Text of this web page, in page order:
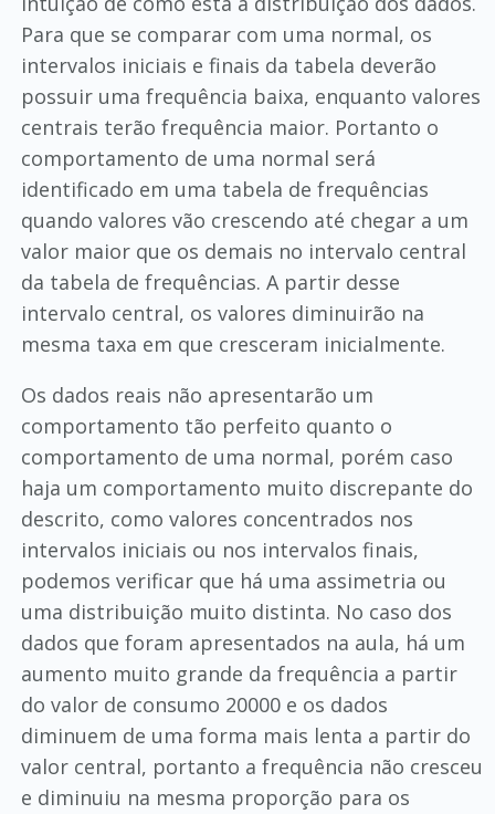
Para que se comparar com uma normal, os
intervalos iniciais e finais da tabela deverão
possuir uma frequência baixa, enquanto valores
centrais terão frequência maior. Portanto o
comportamento de uma normal será
identificado em uma tabela de frequências
quando valores vão crescendo até chegar a um
valor maior que os demais no intervalo central
da tabela de frequências. A partir desse
intervalo central, os valores diminuirão na
mesma taxa em que cresceram inicialmente.
Os dados reais não apresentarão um
comportamento tão perfeito quanto o
comportamento de uma normal, porém caso
haja um comportamento muito discrepante do
descrito, como valores concentrados nos
intervalos iniciais ou nos intervalos finais,
podemos verificar que há uma assimetria ou
uma distribuição muito distinta. No caso dos
dados que foram apresentados na aula, há um
aumento muito grande da frequência a partir
do valor de consumo 20000 e os dados
diminuem de uma forma mais lenta a partir do
valor central, portanto a frequência não cresceu
e diminuiu na mesma proporção para os